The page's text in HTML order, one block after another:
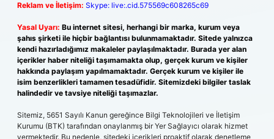
Reklam ve İletişim: Skype: live:.cid.575569c608265c69
Yasal Uyarı: Bu internet sitesi, herhangi bir marka, kurum veya
şahıs şirketi ile hiçbir bağlantısı bulunmamaktadır. Sitede yalnızca
kendi hazırladığımız makaleler paylaşılmaktadır. Burada yer alan
içerikler haber niteliği taşımamakta olup, gerçek kurum ve kişiler
hakkında paylaşım yapılmamaktadır. Gerçek kurum ve kişiler ile
isim benzerlikleri tamamen tesadüfidir. Sitemizdeki bilgiler taslak
halindedir ve tavsiye niteliği taşımazlar.
Sitemiz, 5651 Sayılı Kanun gereğince Bilgi Teknolojileri ve İletişim
Kurumu (BTK) tarafından onaylanmış bir Yer Sağlayıcı olarak hizmet
vermektedir. Bu nedenle, sitedeki içerikleri proaktif olarak denetleme